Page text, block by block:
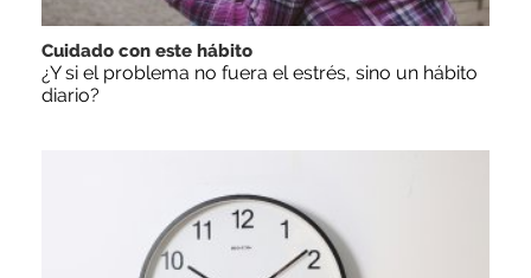
Cuidado con este hábito
¿Y si el problema no fuera el estrés, sino un hábito
diario?